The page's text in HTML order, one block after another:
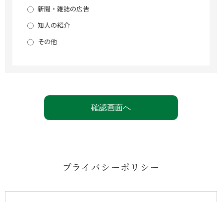
新聞・雑誌の広告
知人の紹介
その他
プライバシーポリシー